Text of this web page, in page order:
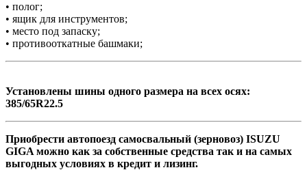
• полог;
• ящик для инструментов;
• место под запаску;
• противооткатные башмаки;
Установлены шины одного размера на всех осях:
385/65R22.5
Приобрести автопоезд самосвальный (зерновоз) ISUZU
GIGA можно как за собственные средства так и на самых
выгодных условиях в кредит и лизинг.